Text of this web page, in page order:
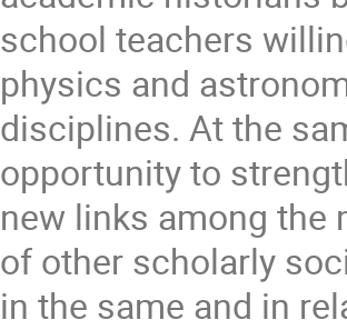
school teachers
physics and
disciplines. At the
opportunity to
new links among the
of other scholarly
in the same and in